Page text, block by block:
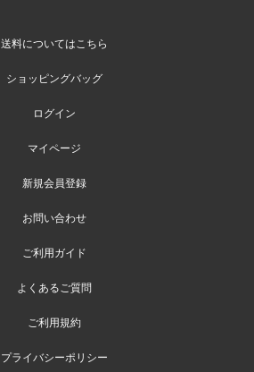
送料についてはこちら
ショッピングバッグ
ログイン
マイページ
新規会員登録
お問い合わせ
ご利用ガイド
よくあるご質問
ご利用規約
プライバシーポリシー